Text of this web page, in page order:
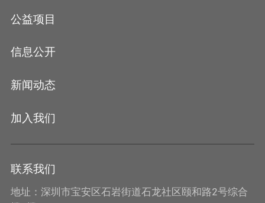
公益项目
信息公开
新闻动态
加入我们
联系我们
地址：深圳市宝安区石岩街道石龙社区颐和路2号综合